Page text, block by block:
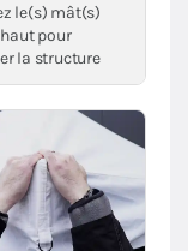
le(s) mât(s)
pour
la structure